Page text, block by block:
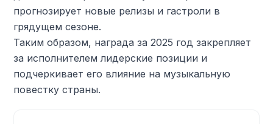
прогнозирует новые релизы и гастроли в
грядущем сезоне.
Таким образом, награда за 2025 год закрепляет
за исполнителем лидерские позиции и
подчеркивает его влияние на музыкальную
повестку страны.